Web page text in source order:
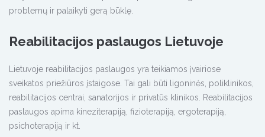
problemų ir palaikyti gerą būklę.
Reabilitacijos paslaugos Lietuvoje
Lietuvoje reabilitacijos paslaugos yra teikiamos įvairiose
sveikatos priežiūros įstaigose. Tai gali būti ligoninės, poliklinikos,
reabilitacijos centrai, sanatorijos ir privatūs klinikos. Reabilitacijos
paslaugos apima kineziterapiją, fizioterapiją, ergoterapiją,
psichoterapiją ir kt.